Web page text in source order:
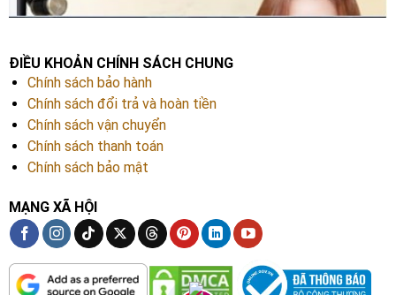
ĐIỀU KHOẢN CHÍNH SÁCH CHUNG
Chính sách bảo hành
Chính sách đổi trả và hoàn tiền
Chính sách vận chuyển
Chính sách thanh toán
Chính sách bảo mật
MẠNG XÃ HỘI